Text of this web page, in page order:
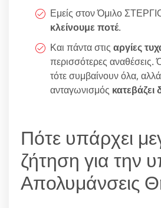
Εμείς στον Όμιλο
κλείνουμε ποτέ.
Και πάντα στις αργίες
περισσότερες αναθέσεις.
τότε συμβαίνουν όλα,
ανταγωνισμός κατεβάζει
Πότε υπάρχει
ζήτηση για την
Απολυμάνσεις